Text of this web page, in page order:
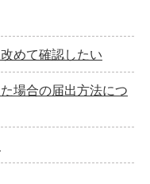
めて確認したい
場合の届出方法につ